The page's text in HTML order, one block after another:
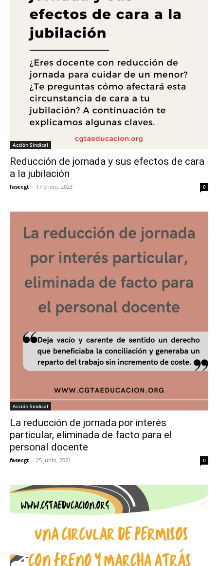
Acción Sindical
Reducción de jornada y sus efectos de cara
a la jubilación
fasecgt - 17 enero, 2023 0
Acción Sindical
La reducción de jornada por interés
particular, eliminada de facto para el
personal docente
fasecgt - 25 junio, 2021 0